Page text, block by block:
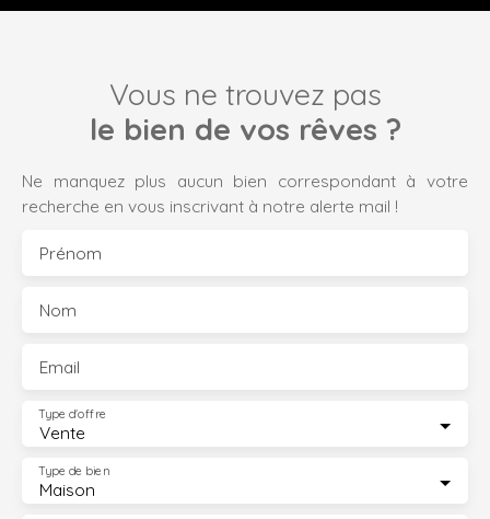
Vous ne trouvez pas
le bien de vos rêves ?
Ne manquez plus aucun bien correspondant à votre
recherche en vous inscrivant à notre alerte mail !
Prénom
Nom
Email
Vente
Type d'offre
Maison
Type de bien